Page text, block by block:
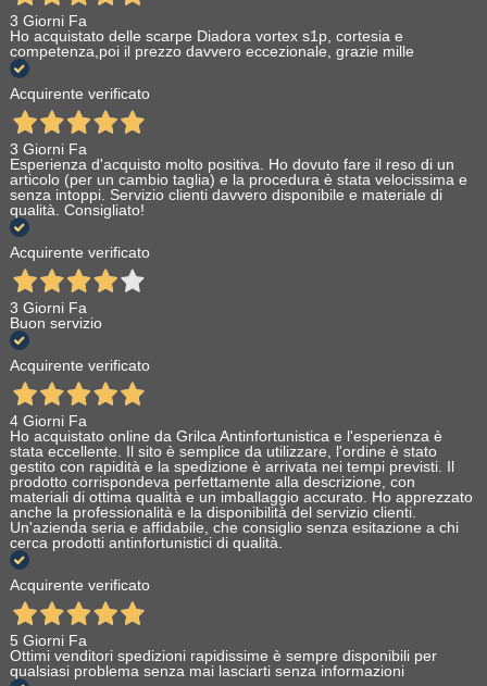
3 Giorni Fa
Ho acquistato delle scarpe Diadora vortex s1p, cortesia e
competenza,poi il prezzo davvero eccezionale, grazie mille
Acquirente verificato
3 Giorni Fa
Esperienza d'acquisto molto positiva. Ho dovuto fare il reso di un
articolo (per un cambio taglia) e la procedura è stata velocissima e
senza intoppi. Servizio clienti davvero disponibile e materiale di
qualità. Consigliato!
Acquirente verificato
3 Giorni Fa
Buon servizio
Acquirente verificato
4 Giorni Fa
Ho acquistato online da Grilca Antinfortunistica e l'esperienza è
stata eccellente. Il sito è semplice da utilizzare, l'ordine è stato
gestito con rapidità e la spedizione è arrivata nei tempi previsti. Il
prodotto corrispondeva perfettamente alla descrizione, con
materiali di ottima qualità e un imballaggio accurato. Ho apprezzato
anche la professionalità e la disponibilità del servizio clienti.
Un'azienda seria e affidabile, che consiglio senza esitazione a chi
cerca prodotti antinfortunistici di qualità.
Acquirente verificato
5 Giorni Fa
Ottimi venditori spedizioni rapidissime è sempre disponibili per
qualsiasi problema senza mai lasciarti senza informazioni